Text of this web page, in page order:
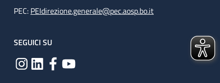
PEC: PEIdirezione.generale@pec.aosp.bo.it
SEGUICI SU